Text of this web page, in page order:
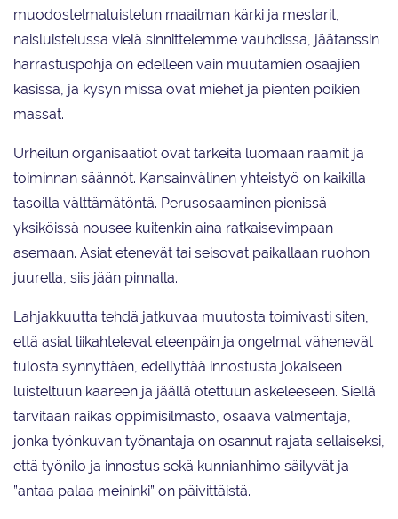
muodostelmaluistelun maailman kärki ja mestarit,
naisluistelussa vielä sinnittelemme vauhdissa, jäätanssin
harrastuspohja on edelleen vain muutamien osaajien
käsissä, ja kysyn missä ovat miehet ja pienten poikien
massat.
Urheilun organisaatiot ovat tärkeitä luomaan raamit ja
toiminnan säännöt. Kansainvälinen yhteistyö on kaikilla
tasoilla välttämätöntä. Perusosaaminen pienissä
yksiköissä nousee kuitenkin aina ratkaisevimpaan
asemaan. Asiat etenevät tai seisovat paikallaan ruohon
juurella, siis jään pinnalla.
Lahjakkuutta tehdä jatkuvaa muutosta toimivasti siten,
että asiat liikahtelevat eteenpäin ja ongelmat vähenevät
tulosta synnyttäen, edellyttää innostusta jokaiseen
luisteltuun kaareen ja jäällä otettuun askeleeseen. Siellä
tarvitaan raikas oppimisilmasto, osaava valmentaja,
jonka työnkuvan työnantaja on osannut rajata sellaiseksi,
että työnilo ja innostus sekä kunnianhimo säilyvät ja
”antaa palaa meininki” on päivittäistä.